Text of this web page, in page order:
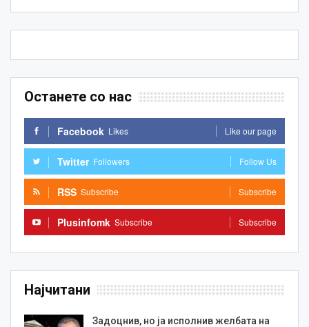
Останете со нас
Facebook Likes Like our page
Twitter Followers Follow Us
RSS Subscribe Subscribe
Plusinfomk Subscribe Subscribe
Најчитани
Задоцнив, но ја исполнив желбата на